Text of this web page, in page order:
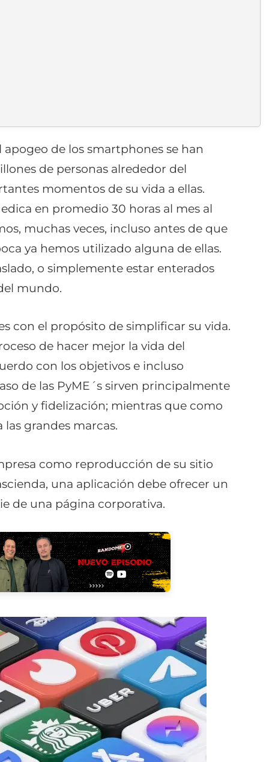
apogeo de los smartphones se han
de personas alrededor del
momentos de su vida a ellas.
en promedio 30 horas al mes al
muchas veces, incluso antes de que
ya hemos utilizado alguna de ellas.
o simplemente estar enterados
mundo.
con el propósito de simplificar su vida.
de hacer mejor la vida del
con los objetivos e incluso
de las PyME´s sirven principalmente
y fidelización; mientras que como
grandes marcas.
como reproducción de su sitio
una aplicación debe ofrecer un
de una página corporativa.